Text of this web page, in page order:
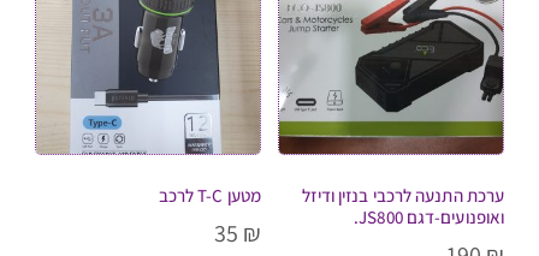
ערכת התנעה לרכבי בנזין ודיזל
ואופנועים-דגם JS800.
מטען T-C לרכב
35 ₪